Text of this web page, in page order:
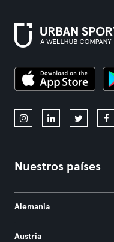
Nuestros países
Alemania
Austria